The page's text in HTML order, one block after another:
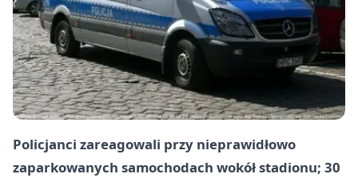
Policjanci zareagowali przy nieprawidłowo
zaparkowanych samochodach wokół stadionu; 30